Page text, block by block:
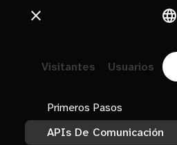
close language
Visitantes Usuarios
Primeros Pasos
APIs De Comunicación